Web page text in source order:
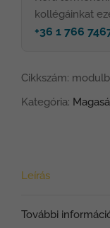
„Bőség
kollégáinkat
+36 1 766
Cikkszám:
Kategória:
Leírás
További